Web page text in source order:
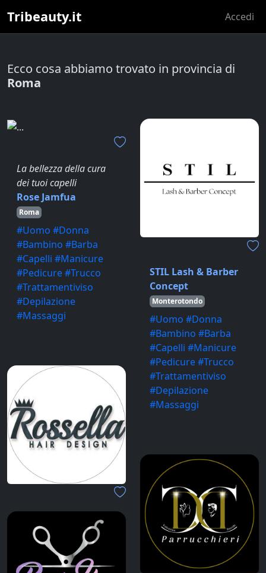
Tribeauty.it Accedi
Ecco cosa abbiamo trovato in provincia di
Roma
La bellezza della cura
dei tuoi capelli
Rose Jamfua
Roma
#Uomo #Donna
#Bambino #Barba
#Capelli #Manicure
#Pedicure #Trucco
#Trattamentiviso
#Depilazione
#Massaggi
STIL Lash & Barber
Concept
Monterotondo
#Uomo #Donna
#Bambino #Barba
#Capelli #Manicure
#Pedicure #Trucco
#Trattamentiviso
#Depilazione
#Massaggi
Rossella Hair Design
NETTUNO
#Uomo #Donna
#Bambino #Capelli